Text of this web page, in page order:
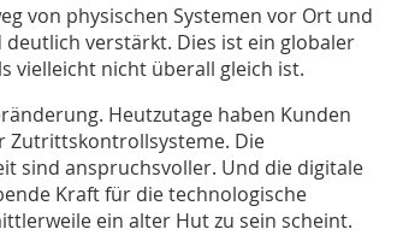
von physischen Systemen vor Ort und
verstärkt. Dies ist ein globaler
vielleicht nicht überall gleich ist.
Heutzutage haben Kunden
Zutrittskontrollsysteme. Die
sind anspruchsvoller. Und die digitale
Kraft für die technologische
ein alter Hut zu sein scheint.